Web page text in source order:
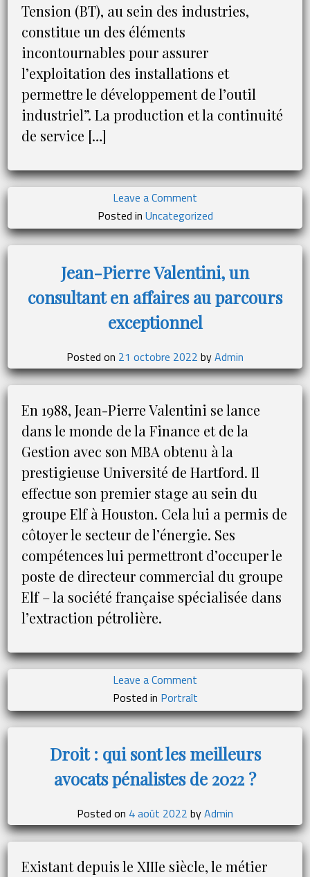
Tension (BT), au sein des industries,
constitue un des éléments
incontournables pour assurer
l’exploitation des installations et
permettre le développement de l’outil
industriel”. La production et la continuité
de service […]
Leave a Comment
Cédric
Gavel
:
la
réindustrialisation
passe
par
la
Posted in Uncategorized
Jean-Pierre Valentini, un
consultant en affaires au parcours
exceptionnel
Posted on 21 octobre 2022 byAdmin
En 1988, Jean-Pierre Valentini se lance
dans le monde de la Finance et de la
Gestion avec son MBA obtenu à la
prestigieuse Université de Hartford. Il
effectue son premier stage au sein du
groupe Elf à Houston. Cela lui a permis de
côtoyer le secteur de l’énergie. Ses
compétences lui permettront d’occuper le
poste de directeur commercial du groupe
Elf – la société française spécialisée dans
l’extraction pétrolière.
Leave a Comment
Jean-
Pierre
Valentini,
consultant
en
au
parcours
exceptionnel
Posted in Portraît
Droit : qui sont les meilleurs
avocats pénalistes de 2022 ?
Posted on 4 août 2022 byAdmin
Existant depuis le XIIIe siècle, le métier